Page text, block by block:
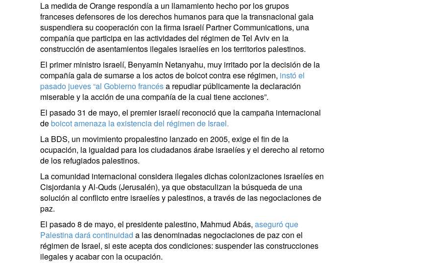
La medida de Orange respondía a un llamamiento hecho por los grupos
franceses defensores de los derechos humanos para que la transnacional gala
suspendiera su cooperación con la firma israelí Partner Communications, una
compañía que participa en las actividades del régimen de Tel Aviv en la
construcción de asentamientos ilegales israelíes en los territorios palestinos.
El primer ministro israelí, Benyamin Netanyahu, muy irritado por la decisión de la
compañía gala de sumarse a los actos de boicot contra ese régimen, instó el
pasado jueves “al Gobierno francésa repudiar públicamente la declaración
miserable y la acción de una compañía de la cual tiene acciones”.
El pasado 31 de mayo, el premier israelí reconoció que la campaña internacional
deboicot amenaza la existencia del régimen de Israel.
La BDS, un movimiento propalestino lanzado en 2005, exige el fin de la
ocupación, la igualdad para los ciudadanos árabe israelíes y el derecho al retorno
de los refugiados palestinos.
La comunidad internacional considera ilegales dichas colonizaciones israelíes en
Cisjordania y Al-Quds (Jerusalén), ya que obstaculizan la búsqueda de una
solución al conflicto entre israelíes y palestinos, a través de las negociaciones de
paz.
El pasado 8 de mayo, el presidente palestino, Mahmud Abás, aseguró que
Palestina dará continuidad a las denominadas negociaciones de paz con el
régimen de Israel, si este acepta dos condiciones: suspender las construcciones
ilegales y acabar con la ocupación.